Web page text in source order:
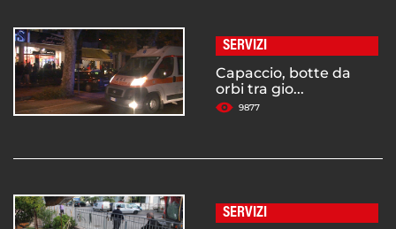
SERVIZI
Capaccio, botte da
orbi tra gio...
9877
SERVIZI